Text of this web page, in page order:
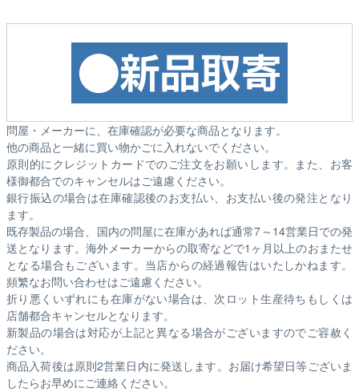
問屋・メーカーに、在庫確認が必要な商品となります。
他の商品と一緒に買い物かごに入れないでください。
原則的にクレジットカードでのご注文をお願いします。また、お客
様御都合でのキャンセルはご遠慮ください。
銀行振込の場合は在庫確認後のお支払い、お支払い後の発注となり
ます。
既存製品の場合、国内の問屋に在庫があれば通常7～14営業日での発
送となります。海外メーカーからの取寄などで1ヶ月以上のおまたせ
となる場合もございます。 当店からの経過報告はいたしかねます。
頻繁なお問い合わせはご遠慮ください。
折り悪くいずれにも在庫がない場合は、次ロット生産待ちもしくは
店舗都合キャンセルとなります。
新製品の場合は対応が上記と異なる場合がございますのでご容赦く
ださい。
商品入荷後は原則2営業日内に発送します。お届け希望日等ございま
したらお早めにご連絡ください。